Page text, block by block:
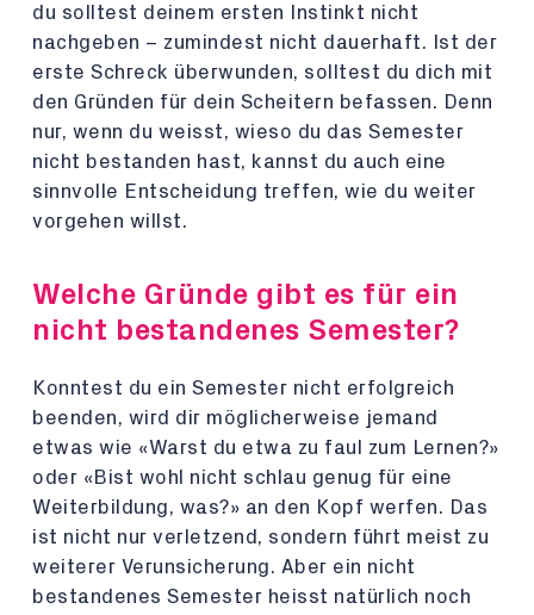
du solltest deinem ersten Instinkt nicht
nachgeben – zumindest nicht dauerhaft. Ist der
erste Schreck überwunden, solltest du dich mit
den Gründen für dein Scheitern befassen. Denn
nur, wenn du weisst, wieso du das Semester
nicht bestanden hast, kannst du auch eine
sinnvolle Entscheidung treffen, wie du weiter
vorgehen willst.
Welche Gründe gibt es für ein
nicht bestandenes Semester?
Konntest du ein Semester nicht erfolgreich
beenden, wird dir möglicherweise jemand
etwas wie «Warst du etwa zu faul zum Lernen?»
oder «Bist wohl nicht schlau genug für eine
Weiterbildung, was?» an den Kopf werfen. Das
ist nicht nur verletzend, sondern führt meist zu
weiterer Verunsicherung. Aber ein nicht
bestandenes Semester heisst natürlich noch